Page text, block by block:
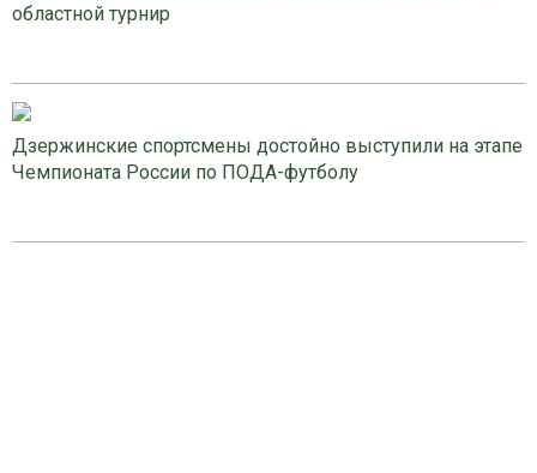
областной турнир
Дзержинские спортсмены достойно выступили на этапе
Чемпионата России по ПОДА-футболу